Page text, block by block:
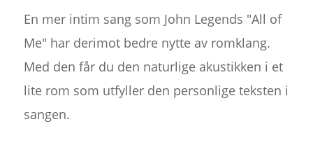
En mer intim sang som John Legends "All of
Me" har derimot bedre nytte av romklang.
Med den får du den naturlige akustikken i et
lite rom som utfyller den personlige teksten i
sangen.